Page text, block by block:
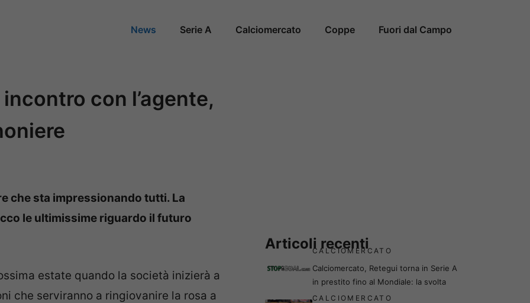
News Serie A Calciomercato Coppe Fuori dal Campo
con l’agente,
che sta impressionando tutti. La
le ultimissime riguardo il futuro
estate quando la società inizierà a
che serviranno a ringiovanire la rosa a
Articoli recenti
CALCIOMERCATO
Calciomercato, Retegui torna in Serie A
in prestito fino al Mondiale: la svolta
CALCIOMERCATO